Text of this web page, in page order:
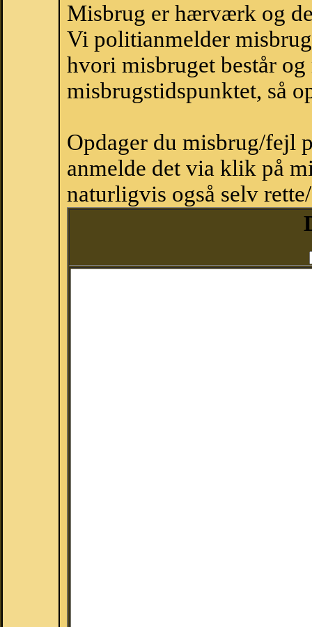
Misbrug er hærværk og
Vi politianmelder
hvori misbruget består
misbrugstidspunktet, så
Opdager du misbrug/fejl
anmelde det via klik på
naturligvis også selv